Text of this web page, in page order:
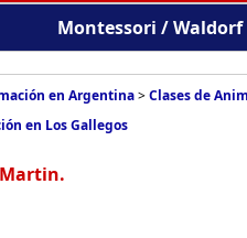
Montessori / Waldorf
en Argentina>Clases de
en Los Gallegos
Martin.